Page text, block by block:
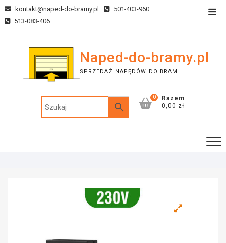
kontakt@naped-do-bramy.pl
501-403-960
513-083-406
Naped-do-bramy.pl
SPRZEDAŻ NAPĘDÓW DO BRAM
0
Razem
0,00 zł